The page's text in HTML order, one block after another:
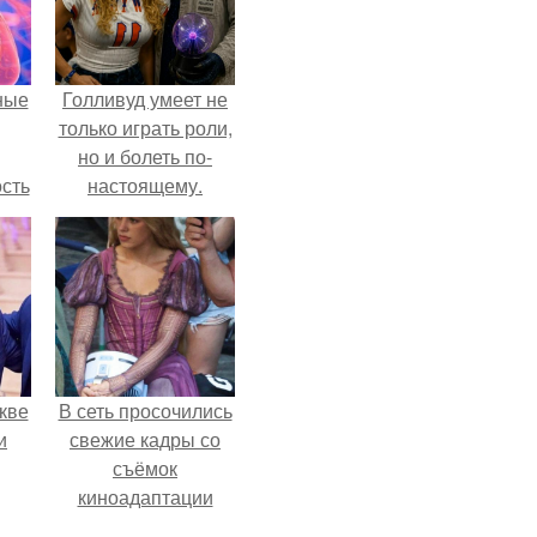
Голливуд умеет не
только играть роли,
но и болеть по-
настоящему.
В сеть просочились
свежие кадры со
съёмок
киноадаптации